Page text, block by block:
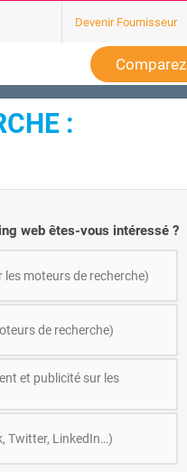
Devenir Fournisseur
Comparez
:
web êtes-vous intéressé ?
les moteurs de recherche)
de recherche)
et publicité sur les
Twitter, LinkedIn…)